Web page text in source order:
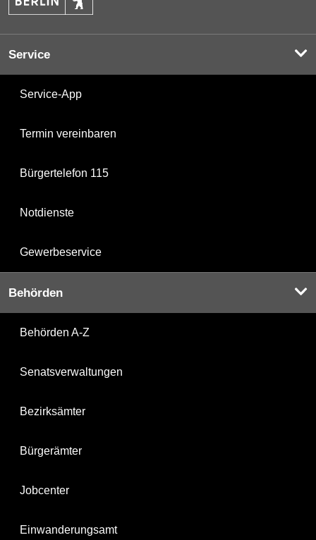
Service
Service-App
Termin vereinbaren
Bürgertelefon 115
Notdienste
Gewerbeservice
Behörden
Behörden A-Z
Senatsverwaltungen
Bezirksämter
Bürgerämter
Jobcenter
Einwanderungsamt